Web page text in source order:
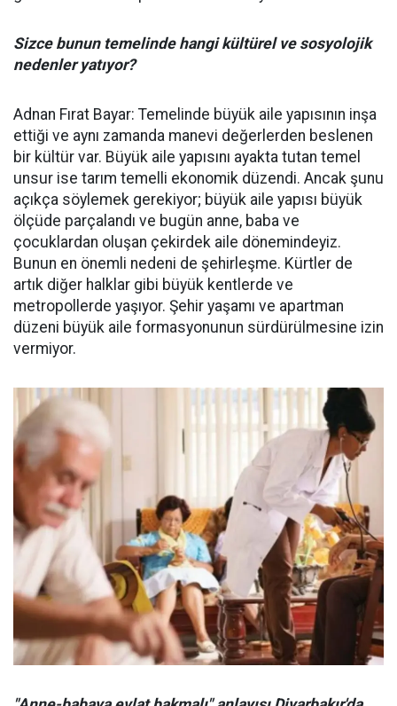
Sizce bunun temelinde hangi kültürel ve sosyolojik
nedenler yatıyor?
Adnan Fırat Bayar: Temelinde büyük aile yapısının inşa
ettiği ve aynı zamanda manevi değerlerden beslenen
bir kültür var. Büyük aile yapısını ayakta tutan temel
unsur ise tarım temelli ekonomik düzendi. Ancak şunu
açıkça söylemek gerekiyor; büyük aile yapısı büyük
ölçüde parçalandı ve bugün anne, baba ve
çocuklardan oluşan çekirdek aile dönemindeyiz.
Bunun en önemli nedeni de şehirleşme. Kürtler de
artık diğer halklar gibi büyük kentlerde ve
metropollerde yaşıyor. Şehir yaşamı ve apartman
düzeni büyük aile formasyonunun sürdürülmesine izin
vermiyor.